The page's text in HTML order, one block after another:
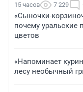
15 часов 7 229
«Сыночки-
почему уральские
цветов
«Напоминает
лесу необычный